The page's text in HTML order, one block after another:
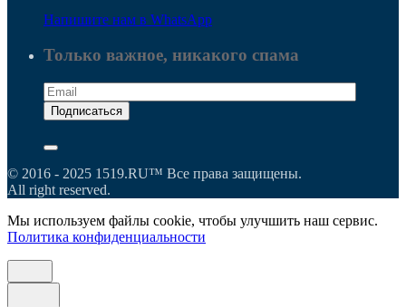
Напишите нам в WhatsApp
Только важное, никакого спама
© 2016 - 2025 1519.RU™ Все права защищены.
All right reserved.
Мы используем файлы cookie, чтобы улучшить наш сервис.
Политика конфиденциальности